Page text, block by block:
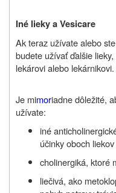
Iné lieky a Vesicare
Ak teraz užívate alebo
budete užívať ďalšie
lekárovi alebo lekárnikovi.
Je mimoriadne dôležité,
užívate:
iné
účinky oboch
cholinergiká, ktoré
liečivá, ako